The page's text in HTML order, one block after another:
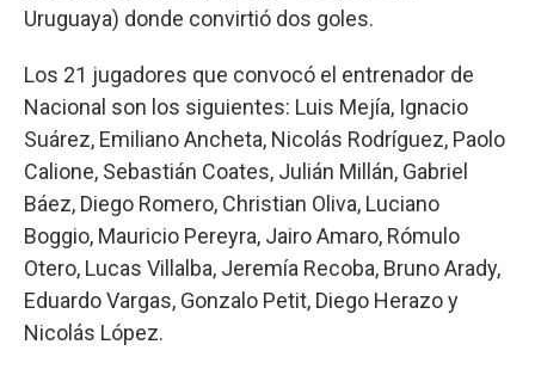
Uruguaya) donde convirtió dos goles.
Los 21 jugadores que convocó el entrenador de
Nacional son los siguientes: Luis Mejía, Ignacio
Suárez, Emiliano Ancheta, Nicolás Rodríguez, Paolo
Calione, Sebastián Coates, Julián Millán, Gabriel
Báez, Diego Romero, Christian Oliva, Luciano
Boggio, Mauricio Pereyra, Jairo Amaro, Rómulo
Otero, Lucas Villalba, Jeremía Recoba, Bruno Arady,
Eduardo Vargas, Gonzalo Petit, Diego Herazo y
Nicolás López.